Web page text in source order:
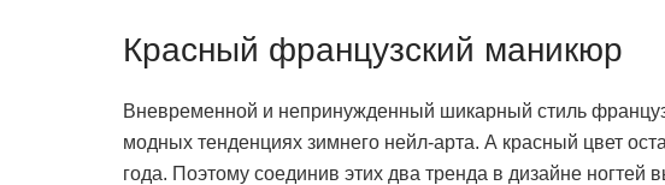
Красный французский маникюр
Вневременной и непринужденный шикарный стиль
модных тенденциях зимнего нейл-арта. А красный цвет
года. Поэтому соединив этих два тренда в дизайне